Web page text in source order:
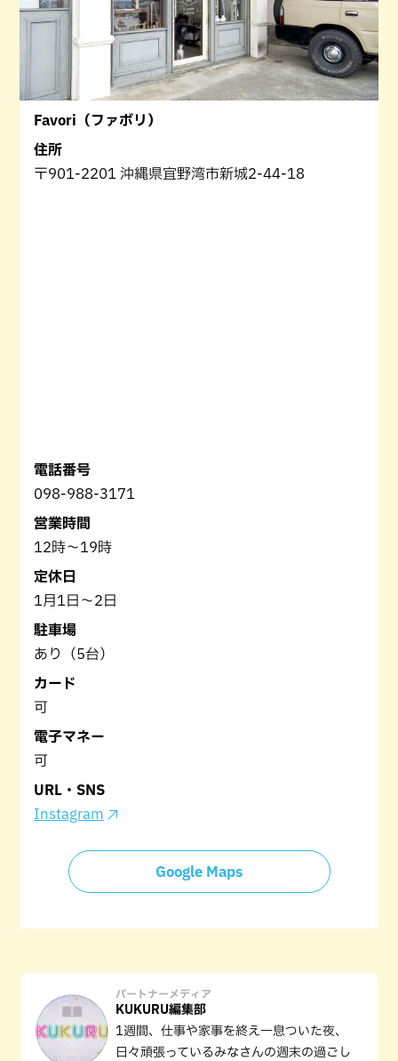
Favori（ファボリ）
住所
〒901-2201 沖縄県宜野湾市新城2-44-18
電話番号
098-988-3171
営業時間
12時～19時
定休日
1月1日～2日
駐車場
あり（5台）
カード
可
電子マネー
可
URL・SNS
Instagram
Google Maps
パートナーメディア
KUKURU編集部
1週間、仕事や家事を終え一息ついた夜、
日々頑張っているみなさんの週末の過ごし